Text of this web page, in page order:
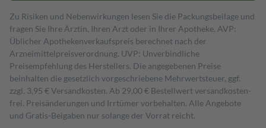
Zu Risiken und Nebenwirkungen lesen Sie die Packungsbeilage und
fragen Sie Ihre Ärztin, Ihren Arzt oder in Ihrer Apotheke. AVP:
Üblicher Apothekenverkaufspreis berechnet nach der
Arzneimittelpreisverordnung. UVP: Unverbindliche
Preisempfehlung des Herstellers. Die angegebenen Preise
beinhalten die gesetzlich vorgeschriebene Mehrwertsteuer, ggf.
zzgl. 3,95 € Versandkosten. Ab 29,00 € Bestell­wert versand­kosten­
frei. Preisänderungen und Irrtümer vorbehalten. Alle Angebote
und Gratis-Beigaben nur solange der Vorrat reicht.